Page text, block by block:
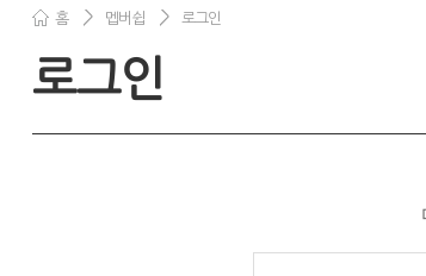
홈 멥버쉽 로그인
로그인